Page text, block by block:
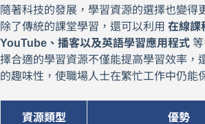
隨著科技的發展，學習資源的選擇也變得
除了傳統的課堂學習，還可以利用 在線課
YouTube、播客以及英語學習應用程式
擇合適的學習資源不僅能提高學習效率，
的趣味性，使職場人士在繁忙工作中仍能
資源類型 優勢